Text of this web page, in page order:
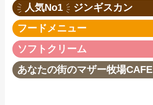
人気No1
ジンギスカン
フードメニュー
ソフトクリーム
あなたの街のマザー牧場CAFE